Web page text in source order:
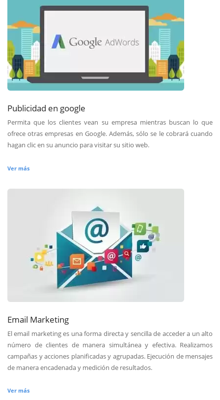
Publicidad en google
Permita que los clientes vean su empresa mientras buscan lo que
ofrece otras empresas en Google. Además, sólo se le cobrará cuando
hagan clic en su anuncio para visitar su sitio web.
Ver más
Email Marketing
El email marketing es una forma directa y sencilla de acceder a un alto
número de clientes de manera simultánea y efectiva. Realizamos
campañas y acciones planificadas y agrupadas. Ejecución de mensajes
de manera encadenada y medición de resultados.
Ver más